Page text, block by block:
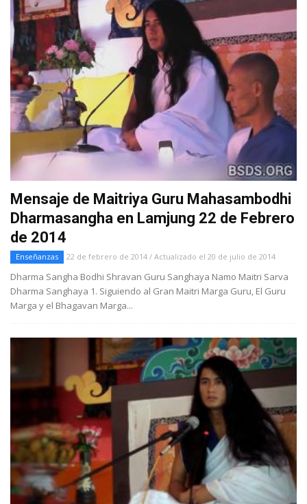
Mensaje de Maitriya Guru Mahasambodhi
Dharmasangha en Lamjung 22 de Febrero
de 2014
Enseñanzas 22 de febrero de 2014 / Actualizado el 20 de julio de 2014
Dharma Sangha Bodhi Shravan Guru Sanghaya Namo Maitri Sarva
Dharma Sanghaya 1. Siguiendo al Gran Maitri Marga Guru, El Guru
Marga y el Bhagavan Marga...